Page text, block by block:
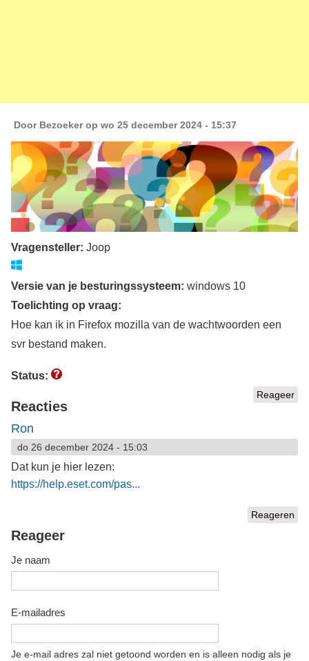
Door Bezoekerop wo 25 december 2024 - 15:37
Vragensteller: Joop
Versie van je besturingssysteem: windows 10
Toelichting op vraag:
Hoe kan ik in Firefox mozilla van de wachtwoorden een
svr bestand maken.
Status:
Reageer
Reacties
Ron
do 26 december 2024 - 15:03
Dat kun je hier lezen:
https://help.eset.com/pas...
Reageren
Reageer
Je naam
E-mailadres
Je e-mail adres zal niet getoond worden en is alleen nodig als je